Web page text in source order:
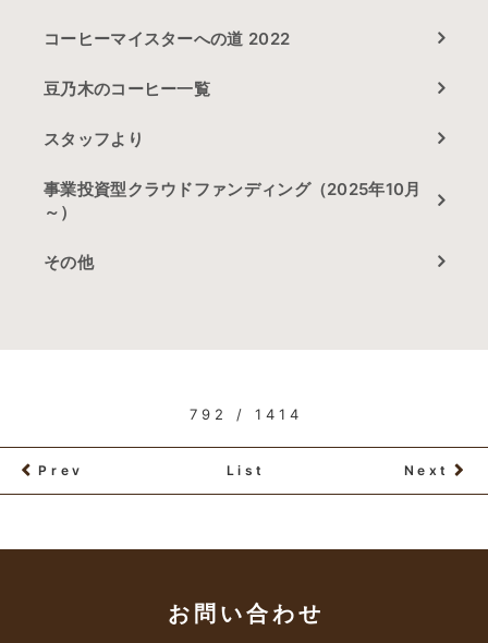
コーヒーマイスターへの道 2022
豆乃木のコーヒー一覧
スタッフより
事業投資型クラウドファンディング（2025年10月
～）
その他
792 / 1414
Prev List Next
お問い合わせ